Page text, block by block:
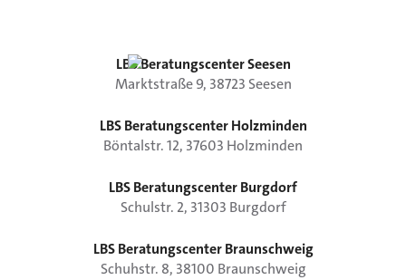
LBS Beratungscenter Seesen
Marktstraße9, 38723 Seesen
LBS Beratungscenter Holzminden
Böntalstr.12, 37603 Holzminden
LBS Beratungscenter Burgdorf
Schulstr. 2, 31303 Burgdorf
LBS Beratungscenter Braunschweig
Schuhstr. 8, 38100 Braunschweig